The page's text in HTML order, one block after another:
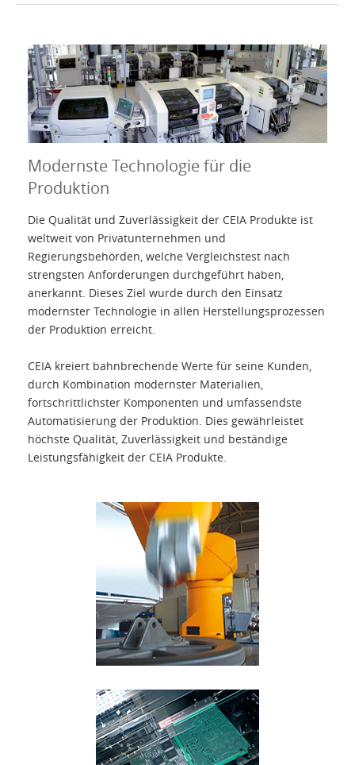
Produkte
Zubehör
Über uns
Kontakte
Login
Sprache
Modernste Technologie für die
Produktion
Die Qualität und Zuverlässigkeit der CEIA Produkte ist
weltweit von Privatunternehmen und
Regierungsbehörden, welche Vergleichstest nach
strengsten Anforderungen durchgeführt haben,
anerkannt. Dieses Ziel wurde durch den Einsatz
modernster Technologie in allen Herstellungsprozessen
der Produktion erreicht.
CEIA kreiert bahnbrechende Werte für seine Kunden,
durch Kombination modernster Materialien,
fortschrittlichster Komponenten und umfassendste
Automatisierung der Produktion. Dies gewährleistet
höchste Qualität, Zuverlässigkeit und beständige
Leistungsfähigkeit der CEIA Produkte.